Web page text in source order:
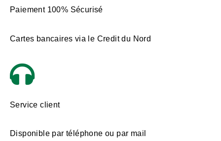
Paiement 100% Sécurisé
Cartes bancaires via le Credit du Nord
Service client
Disponible par téléphone ou par mail